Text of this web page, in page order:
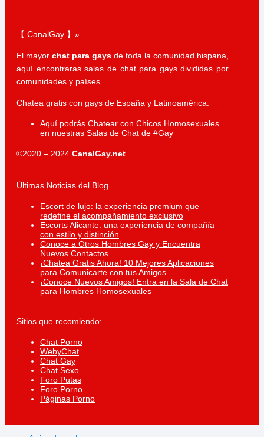
【 CanalGay 】»
El mayor chat para gays de toda la comunidad hispana,
aquí encontraras salas de chat para gays divididas por
comunidades y países.
Chatea gratis con gays de España y Latinoamérica.
Aquí podrás Chatear con Chicos Homosexuales
en nuestras Salas de Chat de #Gay
©2020 – 2024 CanalGay.net
Últimas Noticias del Blog
Escort de lujo: la experiencia premium que
redefine el acompañamiento exclusivo
Escorts Alicante: una experiencia de compañía
con estilo y distinción
Conoce a Otros Hombres Gay y Encuentra
Nuevos Contactos
¡Chatea Gratis Ahora! 10 Mejores Aplicaciones
para Comunicarte con tus Amigos
¡Conoce Nuevos Amigos! Entra en la Sala de Chat
para Hombres Homosexuales
Sitios que recomiendo:
Chat Porno
WebyChat
Chat Gay
Chat Sexo
Foro Putas
Foro Porno
Páginas Porno